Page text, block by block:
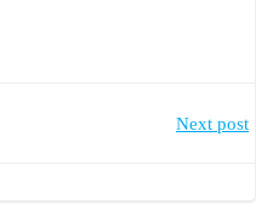
Next post